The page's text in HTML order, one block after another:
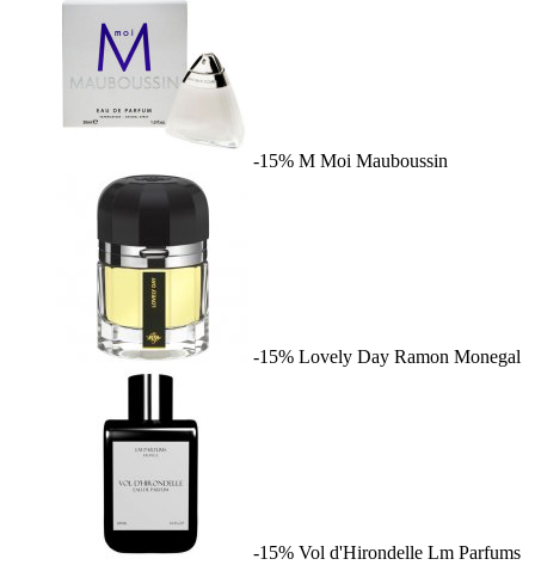
-15% M Moi Mauboussin
-15% Lovely Day Ramon Monegal
-15% Vol d'Hirondelle Lm Parfums